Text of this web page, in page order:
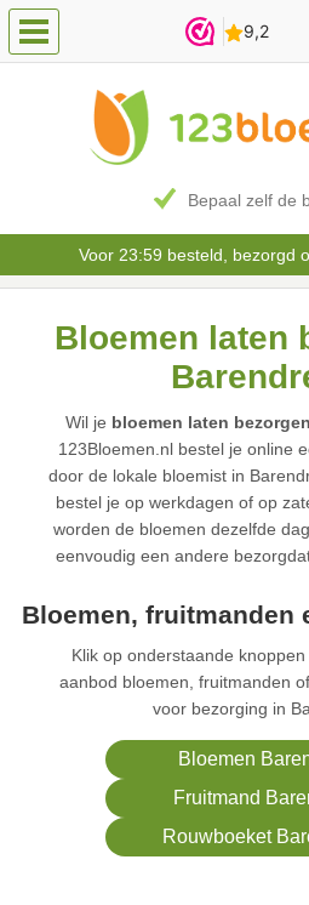
Bepaal zelf de
Voor 23:59 besteld, bezorgd
Bloemen laten
Wil je bloemen laten
123Bloemen.nl bestel je online
door de lokale bloemist in
bestel je op werkdagen of op
worden de bloemen dezelfde
eenvoudig een andere
Bloemen, fruitmanden
Klik op onderstaande
aanbod bloemen, fruitmanden
voor bezorging in
Bloemen
Fruitmand
Rouwboeket